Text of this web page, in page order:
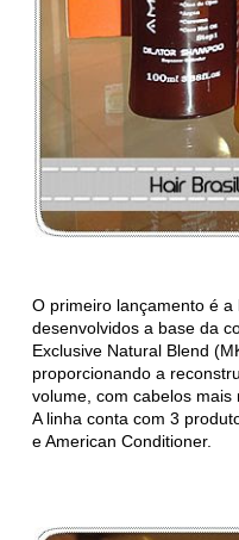
O primeiro lançamento é
desenvolvidos a base da
Exclusive Natural Blend
proporcionando a
volume, com cabelos mais
A linha conta com 3
e American Conditioner.